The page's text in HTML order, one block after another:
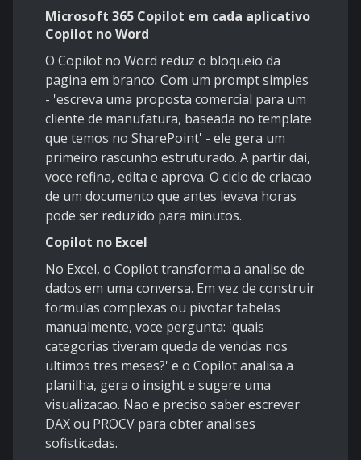
Microsoft 365 Copilot em cada aplicativo
Copilot no Word
O Copilot no Word reduz o bloqueio da
pagina em branco. Com um prompt simples
- 'escreva uma proposta comercial para um
cliente de manufatura, baseada no template
que temos no SharePoint' - ele gera um
primeiro rascunho estruturado. A partir dai,
voce refina, edita e aprova. O ciclo de criacao
de um documento que antes levava horas
pode ser reduzido para minutos.
Copilot no Excel
No Excel, o Copilot transforma a analise de
dados em uma conversa. Em vez de construir
formulas complexas ou pivotar tabelas
manualmente, voce pergunta: 'quais
categorias tiveram queda de vendas nos
ultimos tres meses?' e o Copilot analisa a
planilha, gera o insight e sugere uma
visualizacao. Nao e preciso saber escrever
DAX ou PROCV para obter analises
sofisticadas.